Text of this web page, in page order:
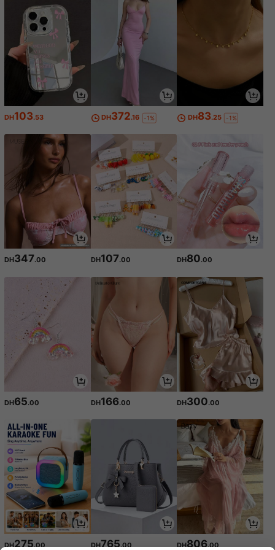
DH103.53 DH372.16 -1% DH83.25 -1%
DH347.00 DH107.00 DH80.00
DH65.00 DH166.00 DH300.00
DH275.00 DH765.00 DH806.00